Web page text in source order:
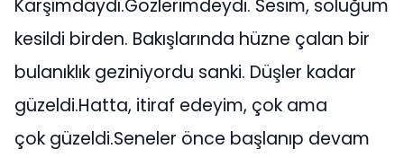
Karşımdaydı.Gözlerimdeydi. Sesim, soluğum
kesildi birden. Bakışlarında hüzne çalan bir
bulanıklık geziniyordu sanki. Düşler kadar
güzeldi.Hatta, itiraf edeyim, çok ama
çok güzeldi.Seneler önce başlanıp devam